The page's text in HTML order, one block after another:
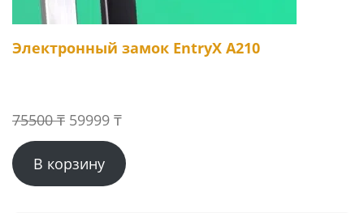
Электронный замок EntryX A210
75500₸ Первоначальная
цена
составляла
75500 ₸.
59999 ₸Текущая
59999 ₸.
В корзину